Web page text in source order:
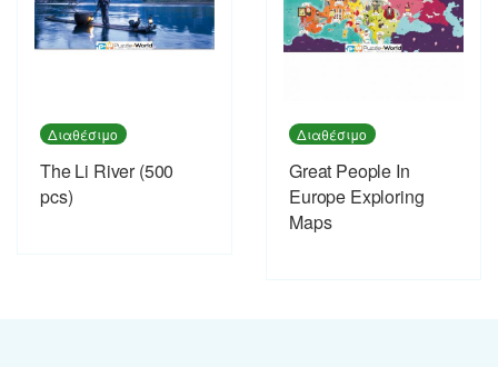
Διαθέσιμο
The Li River (500
pcs)
Διαθέσιμο
Great People In
Europe Exploring
Maps